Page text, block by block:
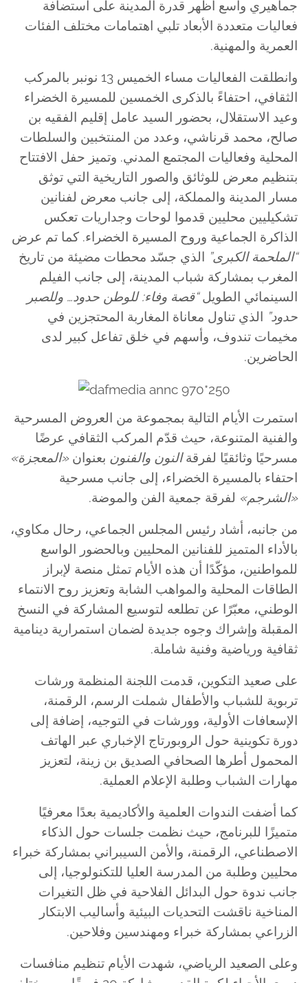
جماهيري واسع أظهر قدرة المدينة على استضافة
فعاليات متعددة الأبعاد تلبي اهتمامات مختلف الفئات
العمرية والمهنية.
وانطلقت الفعاليات مساء الخميس 13 نونبر بالمركب
الثقافي، احتفاءً بالذكرى الخمسين للمسيرة الخضراء
وعيد الاستقلال، بحضور السيد عامل إقليم الفقيه بن
صالح، محمد قرناشي، وعدد من المنتخبين والسلطات
المحلية وفعاليات المجتمع المدني. وتميز حفل الافتتاح
بتنظيم معرض للوثائق والصور التاريخية التي توثق
مسار المدينة والمملكة، إلى جانب معرض لفنانين
تشكيليين محليين قدموا لوحات وجداريات تعكس
الذاكرة الجماعية وروح المسيرة الخضراء. كما تم عرض
“الملحمة الكبرى” الذي جسّد محطات مضيئة من تاريخ
المغرب بمشاركة شباب المدينة، إلى جانب الفيلم
السينمائي الطويل“قصة وفاء: للوطن حدود… وللصبر
حدود” الذي تناول معاناة المغاربة المحتجزين في
مخيمات تندوف، وأسهم في خلق تفاعل كبير لدى
الحاضرين.
استمرت الأيام التالية بمجموعة من العروض المسرحية
والفنية المتنوعة، حيث قدّم المركب الثقافي عرضًا
مسرحيًا وثائقيًا لفرقةالنون والفنون بعنوان«المعجزة»
احتفاء بالمسيرة الخضراء، إلى جانب مسرحية
«الشرجم» لفرقة جمعية الفن والموضة.
من جانبه، أشاد رئيس المجلس الجماعي، رحال مكاوي،
بالأداء المتميز للفنانين المحليين وبالحضور الواسع
للمواطنين، مؤكّدًا أن هذه الأيام تمثل منصة لإبراز
الطاقات المحلية والمواهب الشابة وتعزيز روح الانتماء
الوطني، معبّرًا عن تطلعه لتوسيع المشاركة في النسخ
المقبلة وإشراك وجوه جديدة لضمان استمرارية دينامية
ثقافية ورياضية وفنية شاملة.
على صعيد التكوين، قدمت اللجنة المنظمة ورشات
تربوية للشباب والأطفال شملت الرسم، الرقمنة،
الإسعافات الأولية، وورشات في التوجيه، إضافة إلى
دورة تكوينية حول الروبورتاج الإخباري عبر الهاتف
المحمول أطرها الصحافي الصديق بن زينة، لتعزيز
مهارات الشباب وطلبة الإعلام العملية.
كما أضفت الندوات العلمية والأكاديمية بعدًا معرفيًا
متميزًا للبرنامج، حيث نظمت جلسات حول الذكاء
الاصطناعي، الرقمنة، والأمن السيبراني بمشاركة خبراء
محليين وطلبة من المدرسة العليا للتكنولوجيا، إلى
جانب ندوة حول البدائل الفلاحية في ظل التغيرات
المناخية ناقشت التحديات البيئية وأساليب الابتكار
الزراعي بمشاركة خبراء ومهندسين وفلاحين.
وعلى الصعيد الرياضي، شهدت الأيام تنظيم منافسات